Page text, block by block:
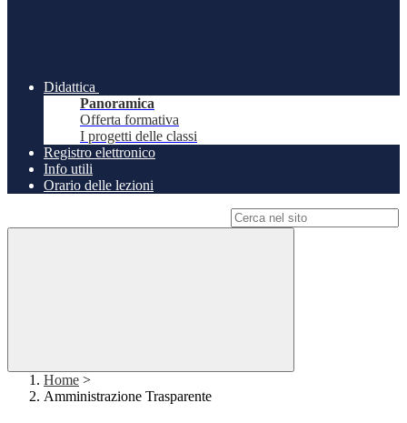
Didattica
Panoramica
Offerta formativa
I progetti delle classi
Registro elettronico
Info utili
Orario delle lezioni
Home >
Amministrazione Trasparente